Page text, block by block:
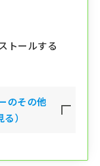
トールする
のその他
）